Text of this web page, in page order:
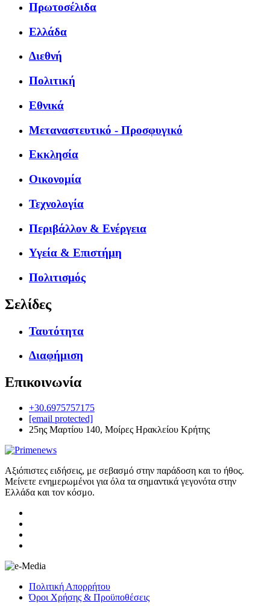
Πρωτοσέλιδα
Ελλάδα
Διεθνή
Πολιτική
Εθνικά
Μεταναστευτικό - Προσφυγικό
Εκκλησία
Οικονομία
Τεχνολογία
Περιβάλλον & Ενέργεια
Υγεία & Επιστήμη
Πολιτισμός
Σελίδες
Ταυτότητα
Διαφήμιση
Επικοινωνία
+30.6975757175
[email protected]
25ης Μαρτίου 140, Μοίρες Ηρακλείου Κρήτης
Αξιόπιστες ειδήσεις, με σεβασμό στην παράδοση και το ήθος.
Μείνετε ενημερωμένοι για όλα τα σημαντικά γεγονότα στην
Ελλάδα και τον κόσμο.
Πολιτική Απορρήτου
Όροι Χρήσης & Προϋποθέσεις